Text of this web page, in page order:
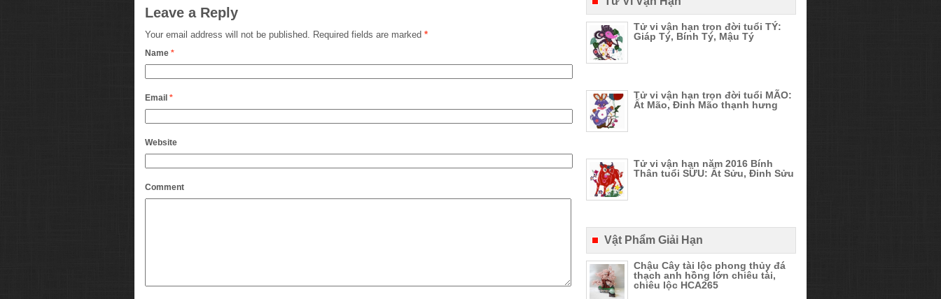
Leave a Reply
Your email address will not be published. Required fields are marked *
Name *
Email *
Website
Comment
Tử vi vận hạn trọn đời tuổi TÝ:
Giáp Tý, Bính Tý, Mậu Tý
Tử vi vận hạn trọn đời tuổi MÃO:
Ất Mão, Đinh Mão thạnh hưng
Tử vi vận hạn năm 2016 Bính
Thân tuổi SỬU: Ất Sửu, Đinh Sửu
Vật Phẩm Giải Hạn
Chậu Cây tài lộc phong thủy đá
thạch anh hồng lớn chiêu tài,
chiêu lộc HCA265